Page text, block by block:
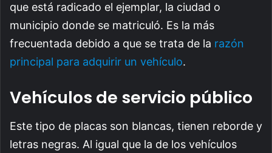
que está radicado el ejemplar, la ciudad o
municipio donde se matriculó. Es la más
frecuentada debido a que se trata de la razón
principal para adquirir un vehículo.
Vehículos de servicio público
Este tipo de placas son blancas, tienen reborde y
letras negras. Al igual que la de los vehículos